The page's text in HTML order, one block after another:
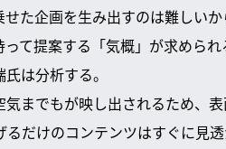
た企画を生み出すのは難しいか
て提案する「気概」が求められ
は分析する。
までもが映し出されるため、
だけのコンテンツはすぐに見